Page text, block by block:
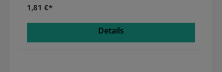
1,81 €*
Details